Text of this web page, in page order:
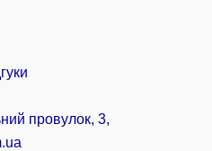
провулок, 3,